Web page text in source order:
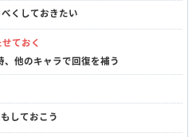
くしておきたい
ておく
他のキャラで回復を補う
しておこう